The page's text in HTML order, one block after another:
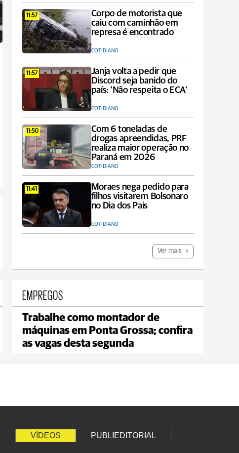
11:57
Corpo de motorista que
caiu com caminhão em
represa é encontrado
COTIDIANO
11:57
Janja volta a pedir que
Discord seja banido do
país: 'Não respeita o ECA'
COTIDIANO
11:50
Com 6 toneladas de
drogas apreendidas, PRF
realiza maior operação no
Paraná em 2026
COTIDIANO
11:41
Moraes nega pedido para
filhos visitarem Bolsonaro
no Dia dos Pais
COTIDIANO
Ver mais
Carambeí
max 20°C min 18°C
EMPREGOS
Trabalhe como montador de
máquinas em Ponta Grossa; confira
as vagas desta segunda
VÍDEOS PUBLIEDITORIAL